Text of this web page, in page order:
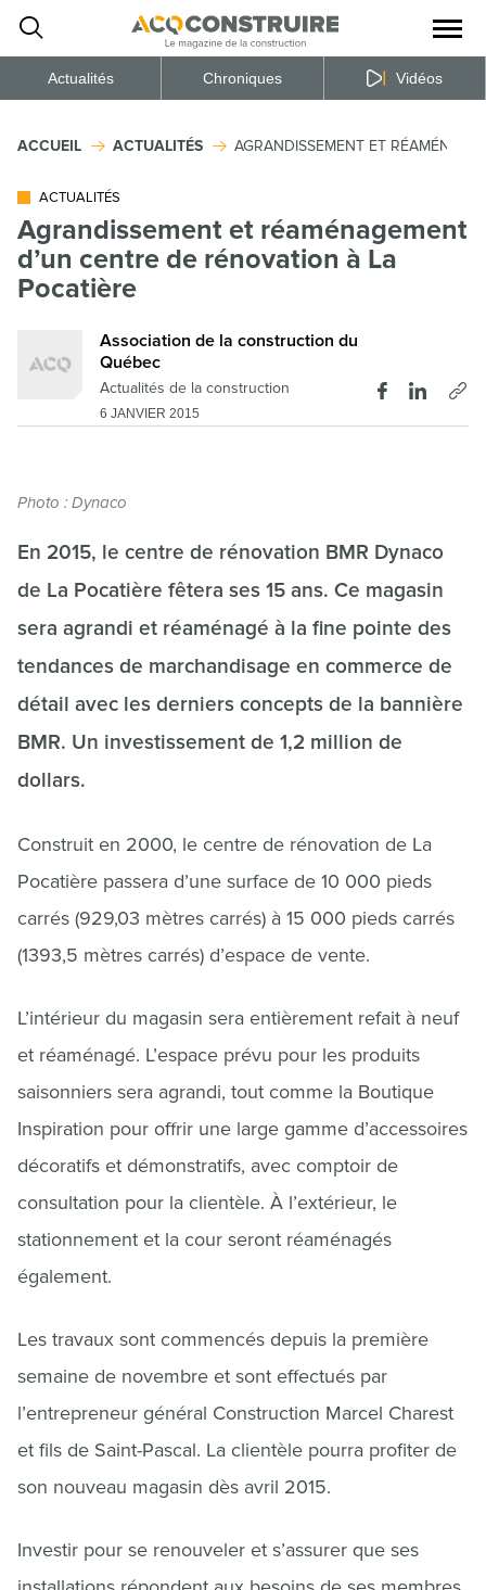
la
du
Actualités Chroniques Vidéos
ACCUEIL ACTUALITÉS AGRANDISSEMENT ET
ACTUALITÉS
Agrandissement et réaménagement
d’un centre de rénovation à La
Pocatière
Association de la construction du
Québec
Actualités de la construction
6 JANVIER 2015
Photo : Dynaco
En 2015, le centre de rénovation BMR Dynaco
de La Pocatière fêtera ses 15 ans. Ce magasin
sera agrandi et réaménagé à la fine pointe des
tendances de marchandisage en commerce de
détail avec les derniers concepts de la bannière
BMR. Un investissement de 1,2 million de
dollars.
Construit en 2000, le centre de rénovation de La
Pocatière passera d’une surface de 10 000 pieds
carrés (929,03 mètres carrés) à 15 000 pieds carrés
(1393,5 mètres carrés) d’espace de vente.
L’intérieur du magasin sera entièrement refait à neuf
et réaménagé. L’espace prévu pour les produits
saisonniers sera agrandi, tout comme la Boutique
Inspiration pour offrir une large gamme d’accessoires
décoratifs et démonstratifs, avec comptoir de
consultation pour la clientèle. À l’extérieur, le
stationnement et la cour seront réaménagés
également.
Les travaux sont commencés depuis la première
semaine de novembre et sont effectués par
l’entrepreneur général Construction Marcel Charest
et fils de Saint-Pascal. La clientèle pourra profiter de
son nouveau magasin dès avril 2015.
Investir pour se renouveler et s’assurer que ses